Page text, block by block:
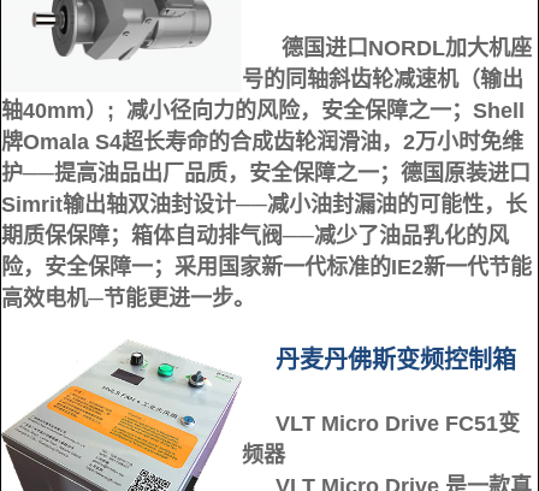
德国进口NORDL加大机座
号的同轴斜齿轮减速机（输出
轴40mm）; 减小径向力的风险，安全保障之一； Shell
牌Omala S4超长寿命的合成齿轮润滑油，2万小时免维
护──提高油品出厂品质，安全保障之一； 德国原装进口
Simrit输出轴双油封设计──减小油封漏油的可能性，长
期质保保障； 箱体自动排气阀──减少了油品乳化的风
险，安全保障一； 采用国家新一代标准的IE2新一代节能
高效电机─节能更进一步。
丹麦丹佛斯变频控制箱
VLT Micro Drive FC51变
频器